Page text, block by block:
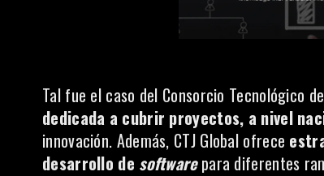
Tal fue el caso del Consorcio Tecnológico
dedicada a cubrir proyectos, a nivel
innovación. Además, CTJ Global ofrece
desarrollo de softwarepara diferentes